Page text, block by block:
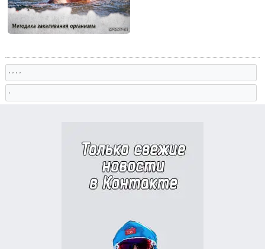
, , , ,
,